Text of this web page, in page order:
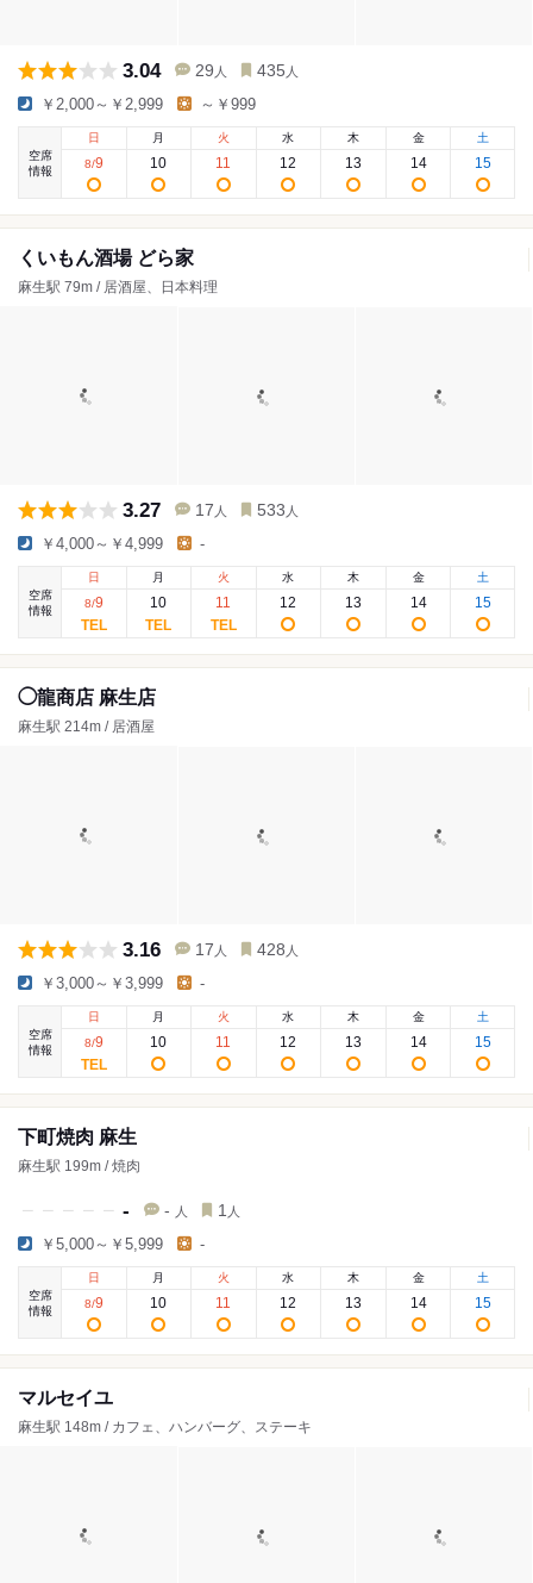
3.04 29 人 435 人
￥2,000～￥2,999 ～￥999
空席
情報
日
8/9
月
10
火
11
水
12
木
13
金
14
土
15
くいもん酒場 どら家
麻生駅 79m / 居酒屋、日本料理
3.27 17 人 533 人
￥4,000～￥4,999 -
空席
情報
日
8/9
月
10
火
11
水
12
木
13
金
14
土
15
◯龍商店 麻生店
麻生駅 214m / 居酒屋
3.16 17 人 428 人
￥3,000～￥3,999 -
空席
情報
日
8/9
月
10
火
11
水
12
木
13
金
14
土
15
下町焼肉 麻生
麻生駅 199m / 焼肉
- - 人 1 人
￥5,000～￥5,999 -
空席
情報
日
8/9
月
10
火
11
水
12
木
13
金
14
土
15
マルセイユ
麻生駅 148m / カフェ、ハンバーグ、ステーキ